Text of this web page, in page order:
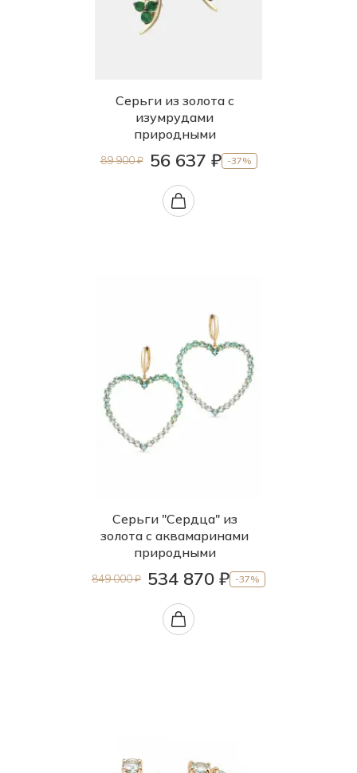
Серьги из золота с
изумрудами
природными
89 900 ₽ 56 637 ₽ -37%
Серьги "Сердца" из
золота с аквамаринами
природными
849 000 ₽ 534 870 ₽ -37%